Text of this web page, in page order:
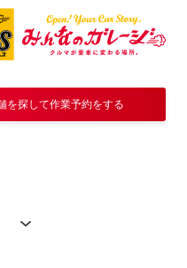
を探して作業予約をする